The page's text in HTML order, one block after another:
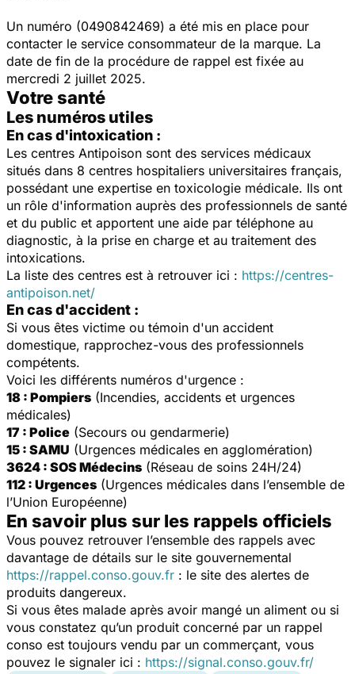
Un numéro (0490842469) a été mis en place pour
contacter le service consommateur de la marque. La
date de fin de la procédure de rappel est fixée au
mercredi 2 juillet 2025.
Votre santé
Les numéros utiles
En cas d'intoxication :
Les centres Antipoison sont des services médicaux
situés dans 8 centres hospitaliers universitaires français,
possédant une expertise en toxicologie médicale. Ils ont
un rôle d'information auprès des professionnels de santé
et du public et apportent une aide par téléphone au
diagnostic, à la prise en charge et au traitement des
intoxications.
La liste des centres est à retrouver ici : https://centres-
antipoison.net/
En cas d'accident :
Si vous êtes victime ou témoin d'un accident
domestique, rapprochez-vous des professionnels
compétents.
Voici les différents numéros d'urgence :
18 : Pompiers (Incendies, accidents et urgences
médicales)
17 : Police (Secours ou gendarmerie)
15 : SAMU (Urgences médicales en agglomération)
3624 : SOS Médecins (Réseau de soins 24H/24)
112 : Urgences (Urgences médicales dans l’ensemble de
l’Union Européenne)
En savoir plus sur les rappels officiels
Vous pouvez retrouver l’ensemble des rappels avec
davantage de détails sur le site gouvernemental
https://rappel.conso.gouv.fr : le site des alertes de
produits dangereux.
Si vous êtes malade après avoir mangé un aliment ou si
vous constatez qu’un produit concerné par un rappel
conso est toujours vendu par un commerçant, vous
pouvez le signaler ici : https://signal.conso.gouv.fr/